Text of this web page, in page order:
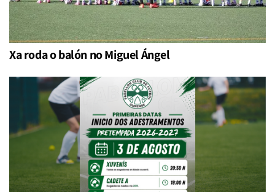
Xa roda o balón no Miguel Ángel